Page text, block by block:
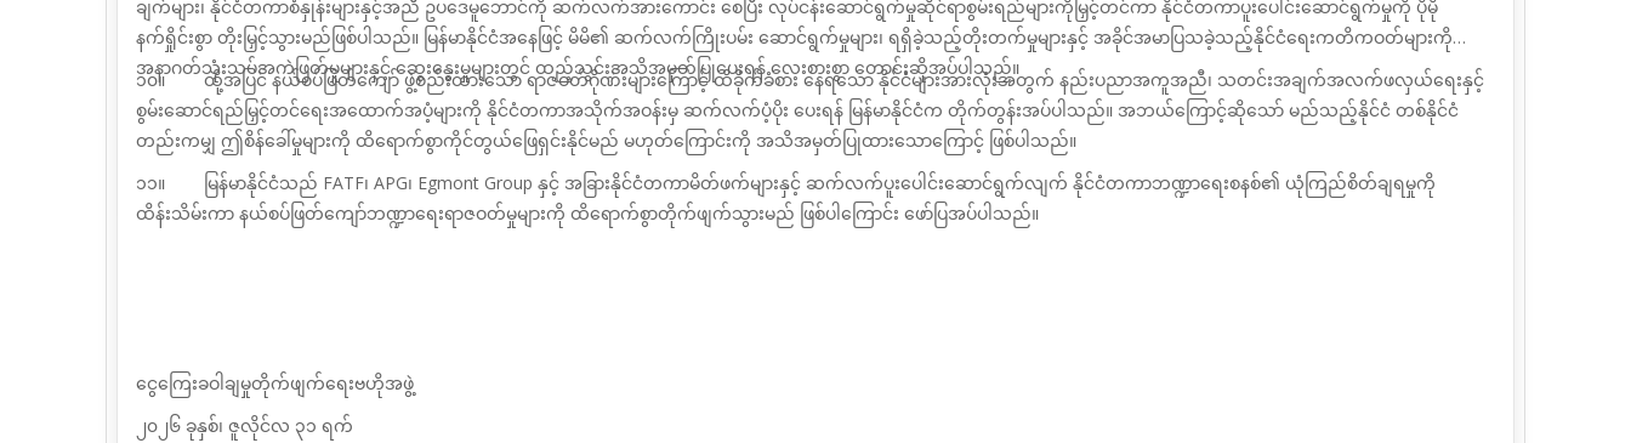
ချက်များ၊ နိုင်ငံတကာစံနှုန်းများနှင့်အညီ ဥပဒေမူဘောင်ကို ဆက်လက်အားကောင်း စေပြီး လုပ်ငန်းဆောင်ရွက်မှုဆိုင်ရာစွမ်းရည်များကိုမြှင့်တင်ကာ နိုင်ငံတကာပူးပေါင်းဆောင်ရွက်မှုကို ပိုမို
နက်ရှိုင်းစွာ တိုးမြှင့်သွားမည်ဖြစ်ပါသည်။ မြန်မာနိုင်ငံအနေဖြင့် မိမိ၏ ဆက်လက်ကြိုးပမ်း ဆောင်ရွက်မှုများ၊ ရရှိခဲ့သည့်တိုးတက်မှုများနှင့် အခိုင်အမာပြသခဲ့သည့်နိုင်ငံရေးကတိကဝတ်များကို
အနာဂတ်သုံးသပ်အကဲဖြတ်မှုများနှင့် ဆွေးနွေးမှုများတွင် ထည့်သွင်းအသိအမှတ်ပြုပေးရန်လေးစားစွာ တောင်းဆိုအပ်ပါသည်။
၁၀။ ထို့အပြင် နယ်စပ်ဖြတ်ကျော် ဖွဲ့စည်းထားသော ရာဇဝတ်ဂိုဏ်းများကြောင့် ထိခိုက်ခံစားနေရသော နိုင်ငံများအားလုံးအတွက် နည်းပညာအကူအညီ၊ သတင်းအချက်အလက်ဖလှယ်ရေးနှင့်
စွမ်းဆောင်ရည်မြှင့်တင်ရေးအထောက်အပံ့များကို နိုင်ငံတကာအသိုက်အဝန်းမှ ဆက်လက်ပံ့ပိုး ပေးရန် မြန်မာနိုင်ငံက တိုက်တွန်းအပ်ပါသည်။ အဘယ်ကြောင့်ဆိုသော် မည်သည့်နိုင်ငံ တစ်နိုင်ငံ
တည်းကမျှ ဤစိန်ခေါ်မှုများကို ထိရောက်စွာကိုင်တွယ်ဖြေရှင်းနိုင်မည် မဟုတ်ကြောင်းကို အသိအမှတ် ပြုထားသောကြောင့် ဖြစ်ပါသည်။
၁၁။ မြန်မာနိုင်ငံသည် FATF၊ APG၊ Egmont Group နှင့် အခြားနိုင်ငံတကာမိတ်ဖက်များနှင့် ဆက်လက်ပူးပေါင်းဆောင်ရွက်လျက် နိုင်ငံတကာဘဏ္ဍာရေးစနစ်၏ ယုံကြည်စိတ်ချရမှုကို
ထိန်းသိမ်းကာ နယ်စပ်ဖြတ်ကျော်ဘဏ္ဍာရေးရာဇဝတ်မှုများကို ထိရောက်စွာတိုက်ဖျက်သွားမည် ဖြစ်ပါကြောင်း ဖော်ပြအပ်ပါသည်။
ငွေကြေးခဝါချမှုတိုက်ဖျက်ရေးဗဟိုအဖွဲ့
၂၀၂၆ ခုနှစ်၊ ဇူလိုင်လ ၃၁ ရက်